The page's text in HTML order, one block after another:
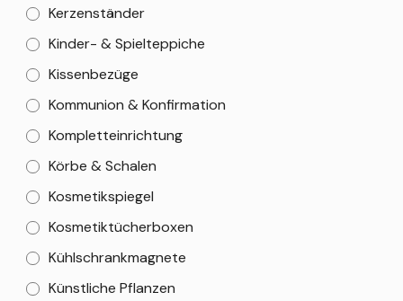
Kerzenständer
Kinder- & Spielteppiche
Kissenbezüge
Kommunion & Konfirmation
Kompletteinrichtung
Körbe & Schalen
Kosmetikspiegel
Kosmetiktücherboxen
Kühlschrankmagnete
Künstliche Pflanzen